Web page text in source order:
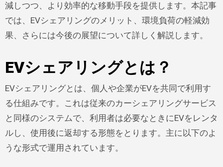
減しつつ、より効率的な移動手段を提供します。本記事
では、EVシェアリングのメリット、環境負荷の軽減効
果、さらには今後の展望について詳しく解説します。
EVシェアリングとは？
EVシェアリングとは、個人や企業がEVを共同で利用す
る仕組みです。これは従来のカーシェアリングサービス
と同様のシステムで、利用者は必要なときにEVをレンタ
ルし、使用後に返却する形態をとります。主に以下のよ
うな形式で運用されています。